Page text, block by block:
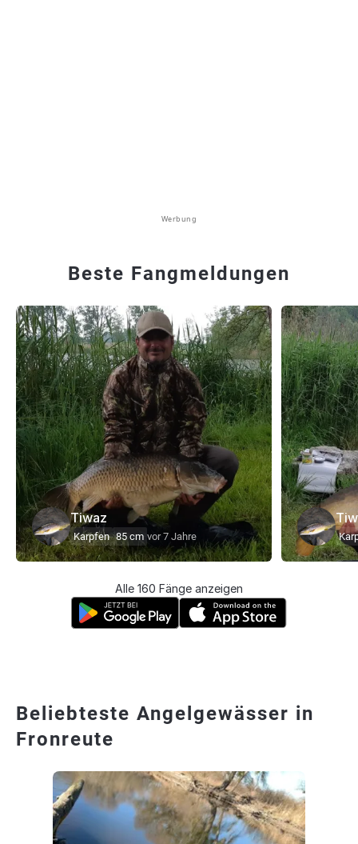
Werbung
Beste Fangmeldungen
Tiwaz
Karpfen 85 cm vor 7 Jahre
Alle 160 Fänge anzeigen
Beliebteste Angelgewässer in
Fronreute